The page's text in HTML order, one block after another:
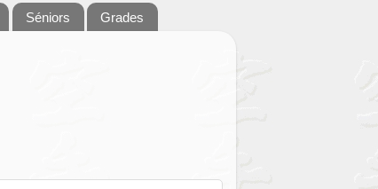
Séniors Grades